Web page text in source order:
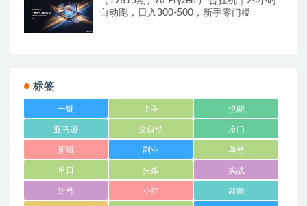
自动跑，日入300-500，新手零门槛
标签
一键 上手 也能
亚马逊 全自动 冷门
剪辑 副业 单号
单日 头条 实战
封号 小红 就能